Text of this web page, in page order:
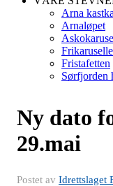
Arna
Arnaløpet
Fristafetten
Sørfjorden
Ny dato
29.mai
Postet av Idrettslaget